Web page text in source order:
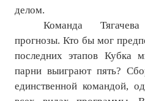
делом.
Команда
прогнозы. Кто бы мог
последних этапов Кубка
парни выиграют пять?
единственной командой,